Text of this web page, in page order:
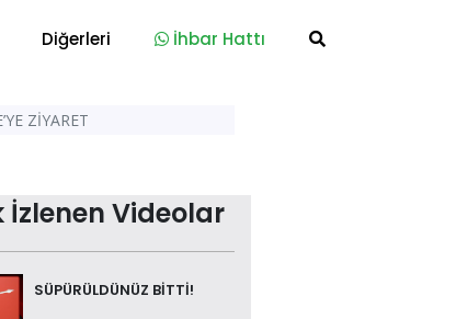
Diğerleri İhbar Hattı
ZİYARET
İzlenen Videolar
SÜPÜRÜLDÜNÜZ BİTTİ!